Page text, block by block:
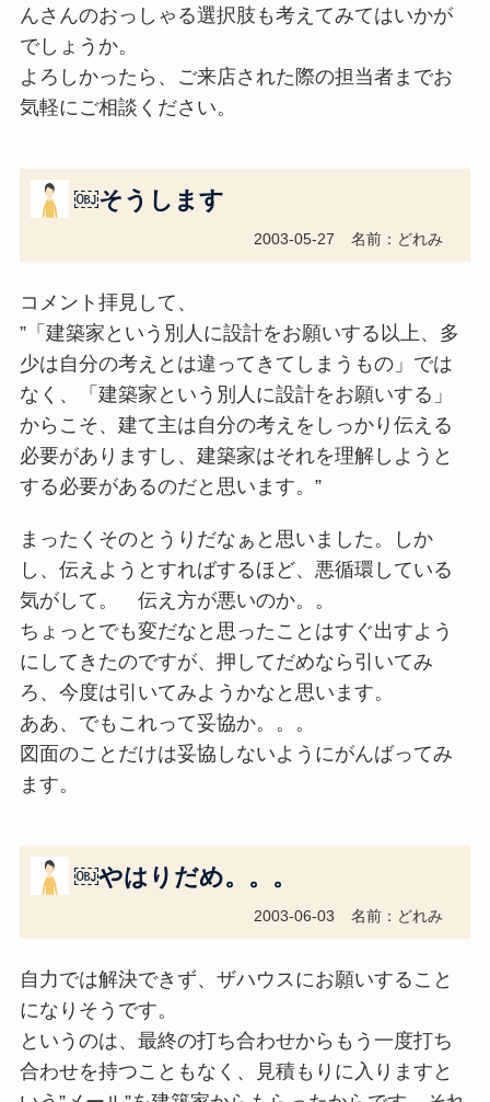
んさんのおっしゃる選択肢も考えてみてはいかが
でしょうか。
よろしかったら、ご来店された際の担当者までお
気軽にご相談ください。
￼そうします
2003-05-27 名前：どれみ
コメント拝見して、
”「建築家という別人に設計をお願いする以上、多
少は自分の考えとは違ってきてしまうもの」では
なく、「建築家という別人に設計をお願いする」
からこそ、建て主は自分の考えをしっかり伝える
必要がありますし、建築家はそれを理解しようと
する必要があるのだと思います。”
まったくそのとうりだなぁと思いました。しか
し、伝えようとすればするほど、悪循環している
気がして。 伝え方が悪いのか。。
ちょっとでも変だなと思ったことはすぐ出すよう
にしてきたのですが、押してだめなら引いてみ
ろ、今度は引いてみようかなと思います。
ああ、でもこれって妥協か。。。
図面のことだけは妥協しないようにがんばってみ
ます。
￼やはりだめ。。。
2003-06-03 名前：どれみ
自力では解決できず、ザハウスにお願いすること
になりそうです。
というのは、最終の打ち合わせからもう一度打ち
合わせを持つこともなく、見積もりに入りますと